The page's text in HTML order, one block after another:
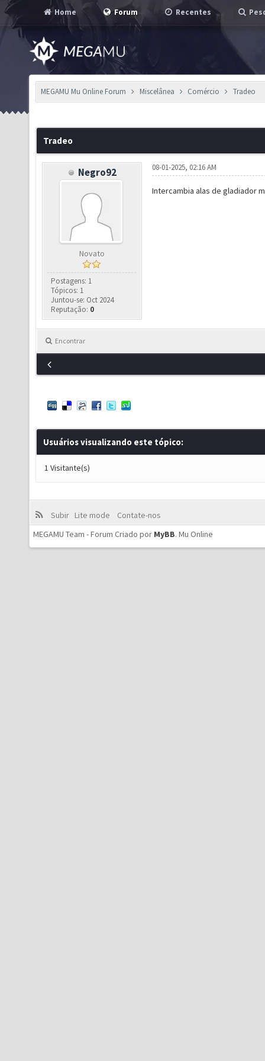
Home Forum Recentes
MEGAMU Mu Online Forum Miscelânea Comércio Tradeo
Tradeo
Negro92
Novato
Postagens: 1
Tópicos: 1
Juntou-se: Oct 2024
Reputação: 0
08-01-2025, 02:16 AM
Intercambia alas de gladiador
Encontrar
Usuários visualizando este tópico:
1 Visitante(s)
Subir Lite mode
Contate-nos
MEGAMU Team - Forum Criado por MyBB. Mu Online